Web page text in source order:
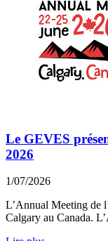
Le GEVES
2026
1/07/2026
L’Annual Meeting de
Calgary au Canada.